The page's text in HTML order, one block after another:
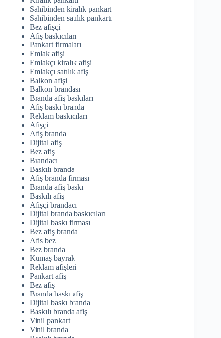
Sahibinden kiralık pankart
Sahibinden satılık pankartı
Bez afişçi
Afiş baskıcıları
Pankart firmaları
Emlak afişi
Emlakçı kiralık afişi
Emlakçı satılık afiş
Balkon afişi
Balkon brandası
Branda afiş baskıları
Afiş baskı branda
Reklam baskıcıları
Afişçi
Afiş branda
Dijital afiş
Bez afiş
Brandacı
Baskılı branda
Afiş branda firması
Branda afiş baskı
Baskılı afiş
Afişçi brandacı
Dijital branda baskıcıları
Dijital baskı firması
Bez afiş branda
Afis bez
Bez branda
Kumaş bayrak
Reklam afişleri
Pankart afiş
Bez afiş
Branda baskı afiş
Dijital baskı branda
Baskılı branda afiş
Vinil pankart
Vinil branda